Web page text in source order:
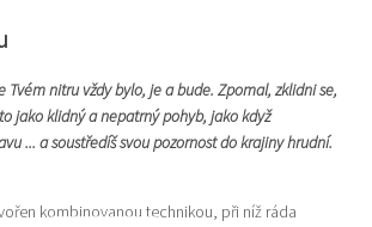
Tvém nitru vždy bylo, je a bude. Zpomal, zklidni se,
jako klidný a nepatrný pohyb, jako když
... a soustředíš svou pozornost do krajiny hrudní.
kombinovanou technikou, při níž ráda